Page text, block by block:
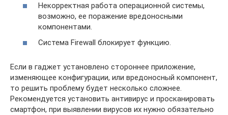
Некорректная работа операционной системы,
возможно, ее поражение вредоносными
компонентами.
Система Firewall блокирует функцию.
Если в гаджет установлено стороннее приложение,
изменяющее конфигурации, или вредоносный компонент,
то решить проблему будет несколько сложнее.
Рекомендуется установить антивирус и просканировать
смартфон, при выявлении вирусов их нужно обязательно